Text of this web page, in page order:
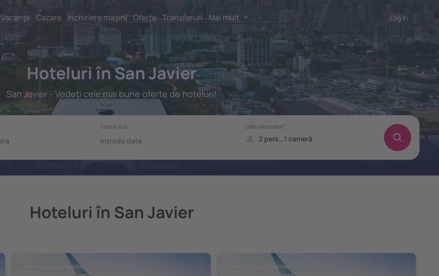
Vacanţe Cazare Închiriere mașini Oferte Transferuri Mai mult Log in
Hoteluri în San Javier
San Javier - Vedeţi cele mai bune oferte de hoteluri!
Hoteluri în San Javier
SAN PEDRO DEL PINATAR SAN PEDRO DEL PINATAR